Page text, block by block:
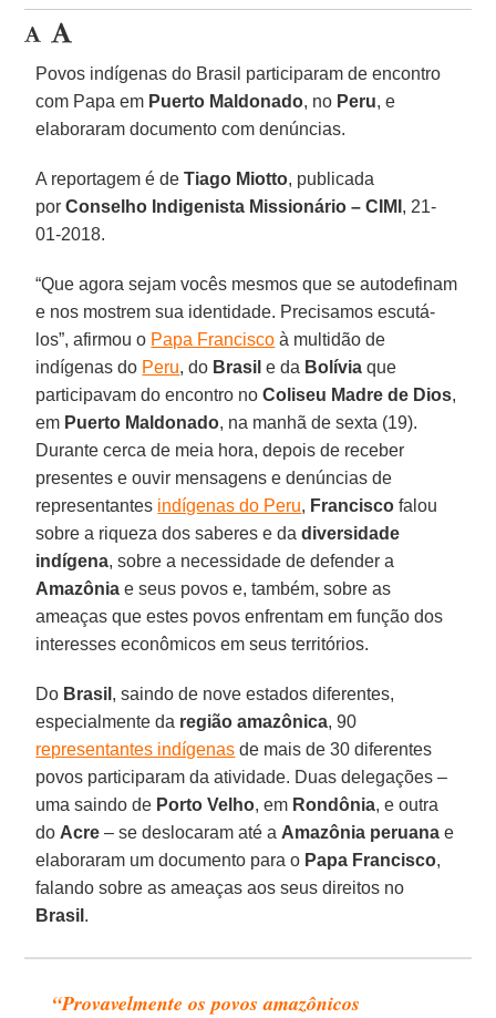
Povos indígenas do Brasil participaram de encontro
com Papa em Puerto Maldonado, no Peru, e
elaboraram documento com denúncias.
A reportagem é deTiago Miotto, publicada
porConselho Indigenista Missionário – CIMI , 21-
01-2018.
“Que agora sejam vocês mesmos que se autodefinam
e nos mostrem sua identidade. Precisamos escutá-
los”, afirmou o Papa Francisco à multidão de
indígenas do Peru, do Brasil e da Bolívia que
participavam do encontro noColiseu Madre de Dios,
em Puerto Maldonado, na manhã de sexta (19).
Durante cerca de meia hora, depois de receber
presentes e ouvir mensagens e denúncias de
representantes indígenas do Peru, Francisco falou
sobre a riqueza dos saberes e dadiversidade
indígena, sobre a necessidade de defender a
Amazônia e seus povos e, também, sobre as
ameaças que estes povos enfrentam em função dos
interesses econômicos em seus territórios.
Do Brasil , saindo de nove estados diferentes,
especialmente da região amazônica, 90
representantes indígenas de mais de 30 diferentes
povos participaram da atividade. Duas delegações –
uma saindo de Porto Velho, em Rondônia, e outra
do Acre – se deslocaram até a Amazônia peruana e
elaboraram um documento para o Papa Francisco,
falando sobre as ameaças aos seus direitos no
Brasil .
“Provavelmente os povos amazônicos